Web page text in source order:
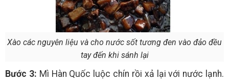
Xào các nguyên liệu và cho nước sốt tương đen vào đảo đều
tay đến khi sánh lại
Bước 3: Mì Hàn Quốc luộc chín rồi xả lại với nước lạnh.